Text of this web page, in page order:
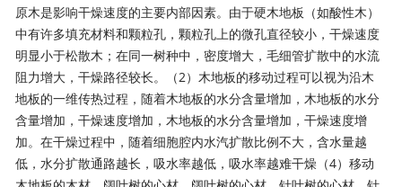
原木是影响干燥速度的主要内部因素。由于硬木地板（如酸性木）
中有许多填充材料和颗粒孔，颗粒孔上的微孔直径较小，干燥速度
明显小于松散木；在同一树种中，密度增大，毛细管扩散中的水流
阻力增大，干燥路径较长。（2）木地板的移动过程可以视为沿木
地板的一维传热过程，随着木地板的水分含量增加，木地板的水分
含量增加，干燥速度增加，木地板的水分含量增加，干燥速度增
加。在干燥过程中，随着细胞腔内水汽扩散比例不大，含水量越
低，水分扩散通路越长，吸水率越低，吸水率越难干燥（4）移动